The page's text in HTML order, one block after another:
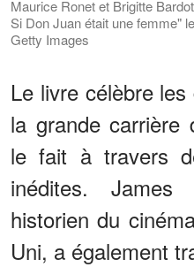
Maurice Ronet et Brigitte
Si Don Juan était une femme"
Getty Images
Le livre célèbre
la grande carrière
le fait à travers
inédites.
historien du
Uni, a également